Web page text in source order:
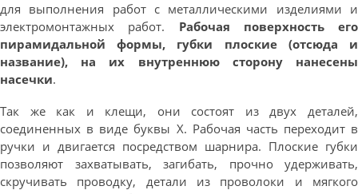
для выполнения работ с металлическими изделиями и
электромонтажных работ. Рабочая поверхность его
пирамидальной формы, губки плоские (отсюда и
название), на их внутреннюю сторону нанесены
насечки.
Так же как и клещи, они состоят из двух деталей,
соединенных в виде буквы Х. Рабочая часть переходит в
ручки и двигается посредством шарнира. Плоские губки
позволяют захватывать, загибать, прочно удерживать,
скручивать проводку, детали из проволоки и мягкого